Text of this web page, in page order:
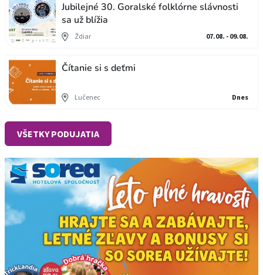
Jubilejné 30. Goralské folklórne slávnosti
sa už blížia
Ždiar 07.08. - 09.08.
Čítanie si s deťmi
Lučenec Dnes
VŠETKY PODUJATIA